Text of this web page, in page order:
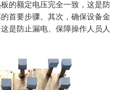
的额定电压完全一致，这是防
首要步骤。其次，确保设备金
是防止漏电、保障操作人员人